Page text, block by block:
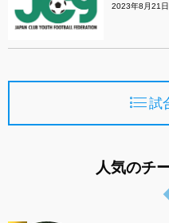
2023年8月21日
試
人気のチ